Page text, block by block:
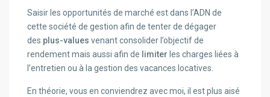
Saisir les opportunités de marché est dans l’ADN de
cette société de gestion afin de tenter de dégager
des plus-values venant consolider l’objectif de
rendement mais aussi afin de limiter les charges liées à
l’entretien ou à la gestion des vacances locatives.
En théorie, vous en conviendrez avec moi, il est plus aisé